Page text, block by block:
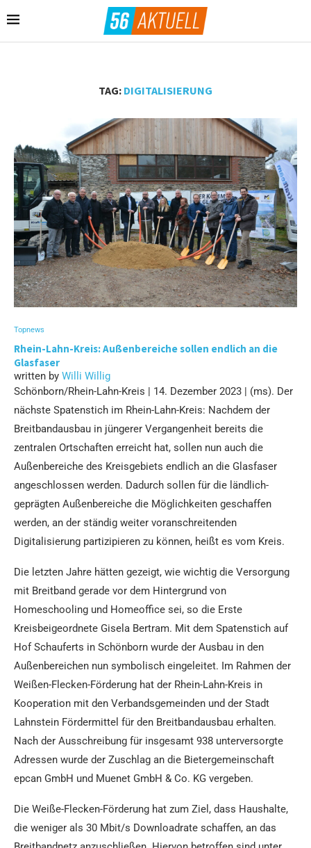
TAG: DIGITALISIERUNG
Topnews
Rhein-Lahn-Kreis: Außenbereiche sollen endlich an die
Glasfaser
written by Willi Willig
Schönborn/Rhein-Lahn-Kreis | 14. Dezember 2023 | (ms). Der
nächste Spatenstich im Rhein-Lahn-Kreis: Nachdem der
Breitbandausbau in jüngerer Vergangenheit bereits die
zentralen Ortschaften erreicht hat, sollen nun auch die
Außenbereiche des Kreisgebiets endlich an die Glasfaser
angeschlossen werden. Dadurch sollen für die ländlich-
geprägten Außenbereiche die Möglichkeiten geschaffen
werden, an der ständig weiter voranschreitenden
Digitalisierung partizipieren zu können, heißt es vom Kreis.
Die letzten Jahre hätten gezeigt, wie wichtig die Versorgung
mit Breitband gerade vor dem Hintergrund von
Homeschooling und Homeoffice sei, so die Erste
Kreisbeigeordnete Gisela Bertram. Mit dem Spatenstich auf
Hof Schauferts in Schönborn wurde der Ausbau in den
Außenbereichen nun symbolisch eingeleitet. Im Rahmen der
Weißen-Flecken-Förderung hat der Rhein-Lahn-Kreis in
Kooperation mit den Verbandsgemeinden und der Stadt
Lahnstein Fördermittel für den Breitbandausbau erhalten.
Nach der Ausschreibung für insgesamt 938 unterversorgte
Adressen wurde der Zuschlag an die Bietergemeinschaft
epcan GmbH und Muenet GmbH & Co. KG vergeben.
Die Weiße-Flecken-Förderung hat zum Ziel, dass Haushalte,
die weniger als 30 Mbit/s Downloadrate schaffen, an das